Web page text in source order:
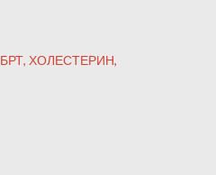
БРТ ХОЛЕСТЕРИН